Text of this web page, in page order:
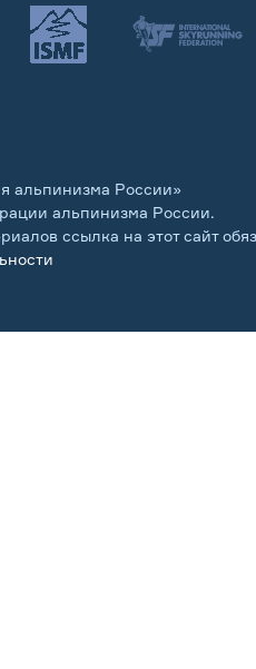
альпинизма России»
альпинизма России.
ссылка на этот сайт